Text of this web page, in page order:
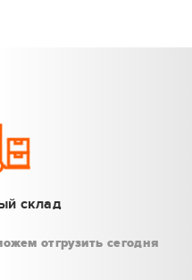
склад
отгрузить сегодня